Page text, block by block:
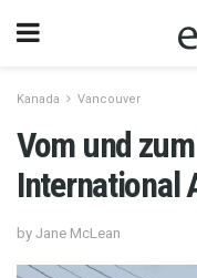
Kanada Vancouver
Vom und
International
by Jane McLean